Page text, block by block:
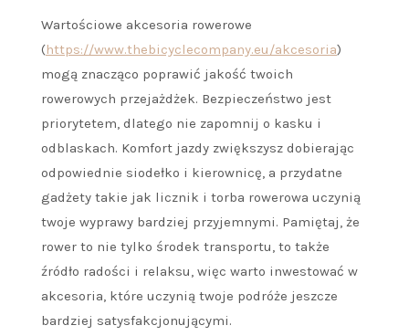
Wartościowe akcesoria rowerowe
(https://www.thebicyclecompany.eu/akcesoria)
mogą znacząco poprawić jakość twoich
rowerowych przejażdżek. Bezpieczeństwo jest
priorytetem, dlatego nie zapomnij o kasku i
odblaskach. Komfort jazdy zwiększysz dobierając
odpowiednie siodełko i kierownicę, a przydatne
gadżety takie jak licznik i torba rowerowa uczynią
twoje wyprawy bardziej przyjemnymi. Pamiętaj, że
rower to nie tylko środek transportu, to także
źródło radości i relaksu, więc warto inwestować w
akcesoria, które uczynią twoje podróże jeszcze
bardziej satysfakcjonującymi.